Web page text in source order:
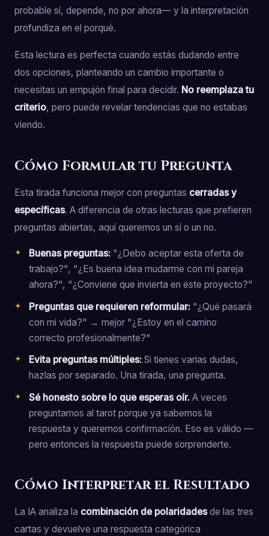
probable sí, depende, no por ahora— y la interpretación
profundiza en el porqué.
Esta lectura es perfecta cuando estás dudando entre
dos opciones, planteando un cambio importante o
necesitas un empujón final para decidir. No reemplaza tu
criterio, pero puede revelar tendencias que no estabas
viendo.
Cómo Formular tu Pregunta
Esta tirada funciona mejor con preguntas cerradas y
específicas. A diferencia de otras lecturas que prefieren
preguntas abiertas, aquí queremos un sí o un no.
Buenas preguntas: "¿Debo aceptar esta oferta de
trabajo?", "¿Es buena idea mudarme con mi pareja
ahora?", "¿Conviene que invierta en este proyecto?"
Preguntas que requieren reformular: "¿Qué pasará
con mi vida?" → mejor "¿Estoy en el camino
correcto profesionalmente?"
Evita preguntas múltiples: Si tienes varias dudas,
hazlas por separado. Una tirada, una pregunta.
Sé honesto sobre lo que esperas oír. A veces
preguntamos al tarot porque ya sabemos la
respuesta y queremos confirmación. Eso es válido —
pero entonces la respuesta puede sorprenderte.
Cómo Interpretar el Resultado
La IA analiza la combinación de polaridadesde las tres
cartas y devuelve una respuesta categórica